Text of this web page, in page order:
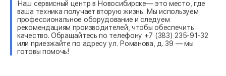
Наш сервисный центр в Новосибирске— это место, где
ваша техника получает вторую жизнь. Мы используем
профессиональное оборудование и следуем
рекомендациям производителей, чтобы обеспечить
качество. Обращайтесь по телефону +7 (383) 235-91-32
или приезжайте по адресу ул. Романова, д. 39 — мы
готовы помочь!